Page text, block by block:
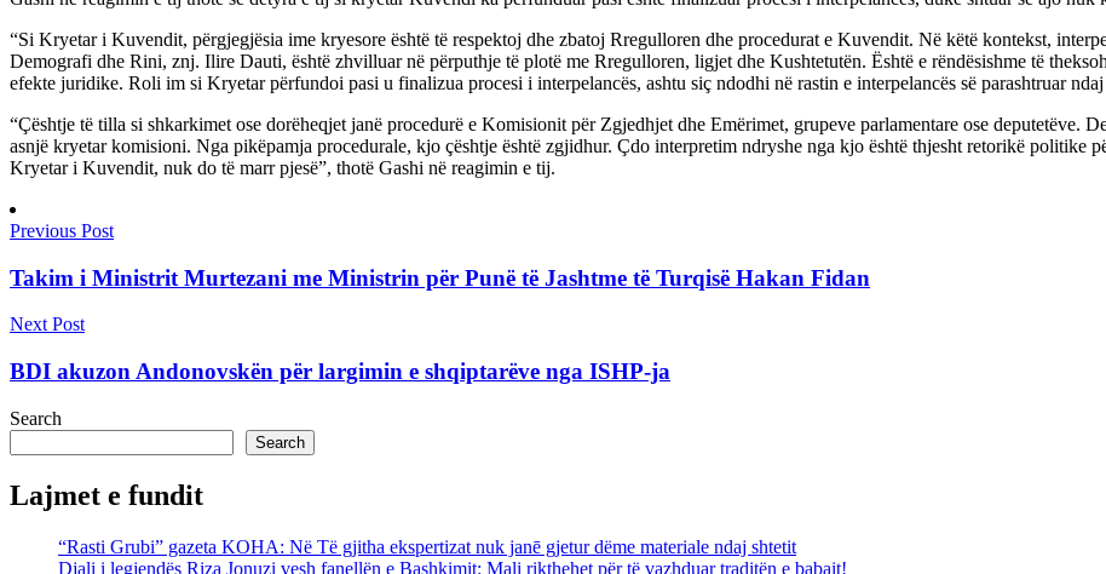
“Si Kryetar i Kuvendit, përgjegjësia ime kryesore është të respektoj dhe zbatoj Rregulloren dhe procedurat e Kuvendit. Në këtë kontekst,
Demografi dhe Rini, znj. Ilire Dauti, është zhvilluar në përputhje të plotë me Rregulloren, ligjet dhe Kushtetutën. Është e rëndësishme të
efekte juridike. Roli im si Kryetar përfundoi pasi u finalizua procesi i interpelancës, ashtu siç ndodhi në rastin e interpelancës së parashtruar
“Çështje të tilla si shkarkimet ose dorëheqjet janë procedurë e Komisionit për Zgjedhjet dhe Emërimet, grupeve parlamentare ose deputetëve.
asnjë kryetar komisioni. Nga pikëpamja procedurale, kjo çështje është zgjidhur. Çdo interpretim ndryshe nga kjo është thjesht retorikë politike
Kryetar i Kuvendit, nuk do të marr pjesë”, thotë Gashi në reagimin e tij.
Previous Post
Takim i Ministrit Murtezani me Ministrin për Punë të Jashtme të Turqisë Hakan Fidan
Next Post
BDI akuzon Andonovskën për largimin e shqiptarëve nga ISHP-ja
Search
Search
Lajmet e fundit
“Rasti Grubi” gazeta KOHA: Në Të gjitha ekspertizat nuk janē gjetur dëme materiale ndaj shtetit
Djali i legjendës Riza Jonuzi vesh fanellën e Bashkimit: Mali rikthehet për të vazhduar traditën e babait!